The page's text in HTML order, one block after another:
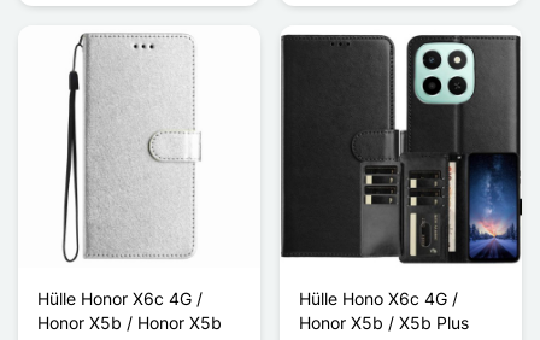
Hülle Honor X6c 4G /
Honor X5b / Honor X5b
Hülle Hono X6c 4G /
Honor X5b / X5b Plus